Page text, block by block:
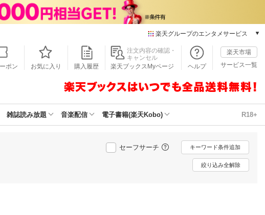
楽天グループのエンタメサービス
本/ゲーム/CD/DVD
楽天ブックス
楽天Kobo
動画配信
楽天TV
動画配信ガイド
ポン お気に入り 購入履歴
注文内容の確認・
キャンセル
楽天ブックスMyページ
ヘルプ
楽天市場
サービス一覧
雑誌読み放題 音楽配信 電子書籍(楽天Kobo) R18+
セーフサーチ キーワード条件追加
絞り込み全解除